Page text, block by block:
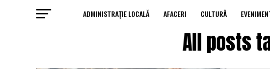
ADMINISTRAȚIE LOCALĂ AFACERI CULTURĂ
All posts